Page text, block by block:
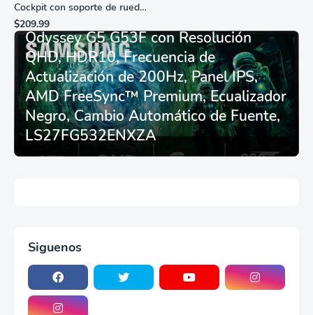
Cockpit con soporte de rueda
de carreras plegable y
asiento - Logitech
G29/920/923/27/25,
Thrustmaster
T248/X/T300RS/T150/458/TX
$209.99
Monitor Gamer SAMSUNG 27”
Odyssey G5 G53F con Resolución
QHD, HDR10, Frecuencia de
Actualización de 200Hz, Panel IPS,
AMD FreeSync™ Premium, Ecualizador
Negro, Cambio Automático de Fuente,
LS27FG532ENXZA
Siguenos